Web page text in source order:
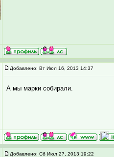
Добавлено: Вт Июл 16, 2013 14:37
А мы марки собирали.
Добавлено: Сб Июл 27, 2013 19:22